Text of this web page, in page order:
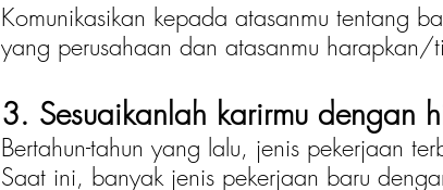
Komunikasikan kepada atasanmu tentang
yang perusahaan dan atasanmu
3. Sesuaikanlah karirmu dengan
Bertahun-tahun yang lalu, jenis pekerjaan
Saat ini, banyak jenis pekerjaan baru